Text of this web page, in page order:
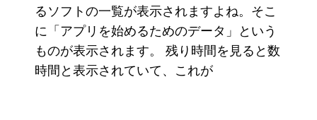
るソフトの一覧が表示されますよね。そこ
に「アプリを始めるためのデータ」という
ものが表示されます。 残り時間を見ると数
時間と表示されていて、これが